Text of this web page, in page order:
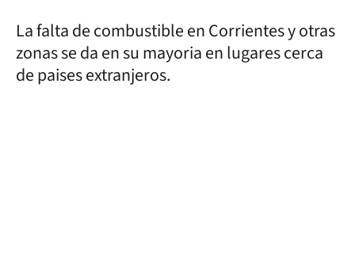
La falta de combustible en Corrientes y otras
zonas se da en su mayoria en lugares cerca
de paises extranjeros.